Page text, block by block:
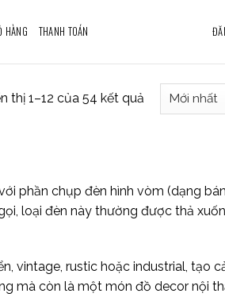
HÀNG THANH TOÁN
thị 1–12 của 54 kết quả
phần chụp đèn hình vòm (dạng
loại đèn này thường được thả
vintage, rustic hoặc industrial, tạo
mà còn là một món đồ decor nội